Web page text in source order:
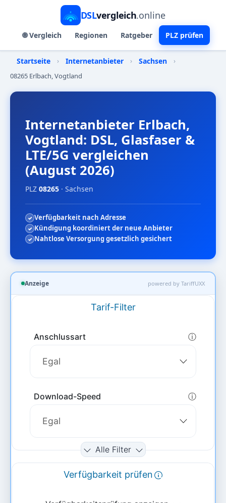
DSLvergleich.online
🌐 Vergleich Regionen Ratgeber PLZ prüfen
Startseite › Internetanbieter › Sachsen
›
08265 Erlbach, Vogtland
Internetanbieter Erlbach,
Vogtland: DSL, Glasfaser &
LTE/5G vergleichen
(August 2026)
PLZ 08265 · Sachsen
Verfügbarkeit nach Adresse
Kündigung koordiniert der neue Anbieter
Nahtlose Versorgung gesetzlich gesichert
Anzeige powered by TariffUXX